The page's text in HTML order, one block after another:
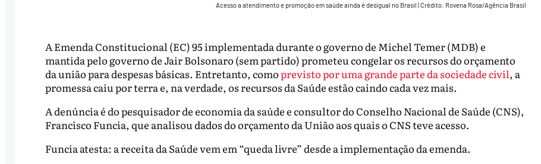
Acesso a atendimento e promoção em saúde ainda é desigual no Brasil |Crédito: Rovena Rosa/Agência Brasil
A Emenda Constitucional (EC) 95 implementada durante o governo de Michel Temer (MDB) e
mantida pelo governo de Jair Bolsonaro (sem partido) prometeu congelar os recursos do orçamento
da união para despesas básicas. Entretanto, comoprevisto por uma grande parte da sociedade civil, a
promessa caiu por terra e, na verdade, os recursos da Saúde estão caindo cada vez mais.
A denúncia é do pesquisador de economia da saúde e consultor do Conselho Nacional de Saúde (CNS),
Francisco Funcia, que analisou dados do orçamento da União aos quais o CNS teve acesso.
Funcia atesta: a receita da Saúde vem em “queda livre” desde a implementação da emenda.